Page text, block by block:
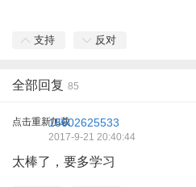
支持 反对
全部回复 85
点击重新加载15602625533
2017-9-21 20:40:44
太棒了，要多学习